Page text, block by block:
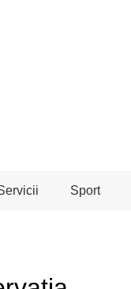
Sport